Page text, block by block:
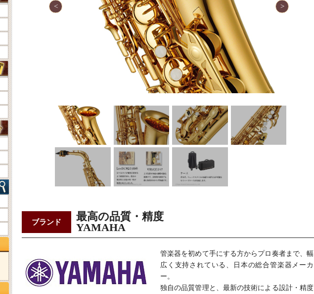
ブランド
最高の品質・精度
YAMAHA
管楽器を初めて手にする方からプロ奏者まで、幅
広く支持されている、日本の総合管楽器メーカ
ー。
独自の品質管理と、最新の技術による設計・精度